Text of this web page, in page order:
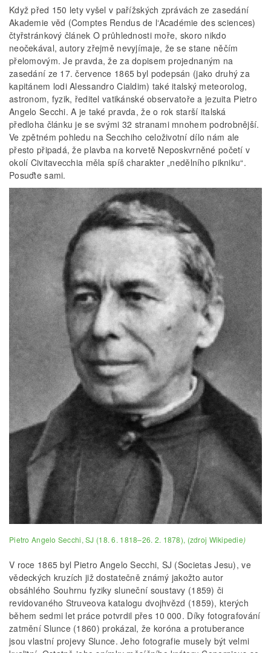
Když před 150 lety vyšel v pařížských zprávách ze zasedání
Akademie věd (Comptes Rendus de l‘Académie des sciences)
čtyřstránkový článek O průhlednosti moře, skoro nikdo
neočekával, autory zřejmě nevyjímaje, že se stane něčím
přelomovým. Je pravda, že za dopisem projednaným na
zasedání ze 17. července 1865 byl podepsán (jako druhý za
kapitánem lodi Alessandro Cialdim) také italský meteorolog,
astronom, fyzik, ředitel vatikánské observatoře a jezuita Pietro
Angelo Secchi. A je také pravda, že o rok starší italská
předloha článku je se svými 32 stranami mnohem podrobnější.
Ve zpětném pohledu na Secchiho celoživotní dílo nám ale
přesto připadá, že plavba na korvetě Neposkvrněné početí v
okolí Civitavecchia měla spíš charakter „nedělního pikniku“.
Posuďte sami.
Pietro Angelo Secchi, SJ (18. 6. 1818–26. 2. 1878), (zdroj Wikipedie)
V roce 1865 byl Pietro Angelo Secchi, SJ (Societas Jesu), ve
vědeckých kruzích již dostatečně známý jakožto autor
obsáhlého Souhrnu fyziky sluneční soustavy (1859) či
revidovaného Struveova katalogu dvojhvězd (1859), kterých
během sedmi let práce potvrdil přes 10 000. Díky fotografování
zatmění Slunce (1860) prokázal, že koróna a protuberance
jsou vlastní projevy Slunce. Jeho fotografie musely být velmi